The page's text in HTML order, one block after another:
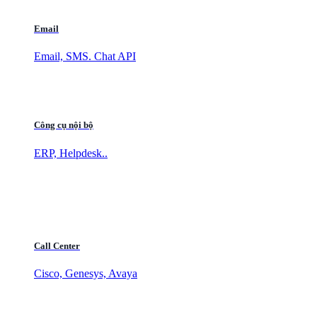
Email
Email, SMS. Chat API
Công cụ nội bộ
ERP, Helpdesk..
Call Center
Cisco, Genesys, Avaya